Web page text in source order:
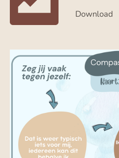
Download